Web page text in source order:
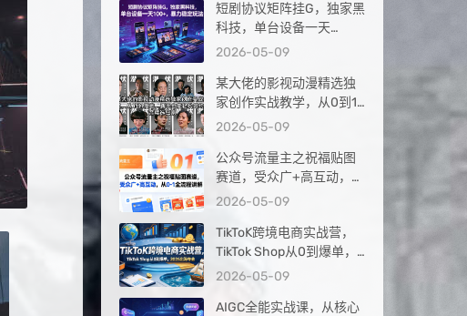
短剧协议矩阵挂G，独家黑
科技，单台设备一天
100+，暴力稳定玩法【揭
2026-05-09
某大佬的影视动漫精选独
家创作实战教学，从0到1
落地，新手也能轻松签约
2026-05-09
公众号流量主之祝福贴图
赛道，受众广+高互动，从
0-1全流程讲解
2026-05-09
TikToK跨境电商实战营，
TikTok Shop从0到爆单，
2026出海夺金
2026-05-09
AIGC全能实战课，从核心